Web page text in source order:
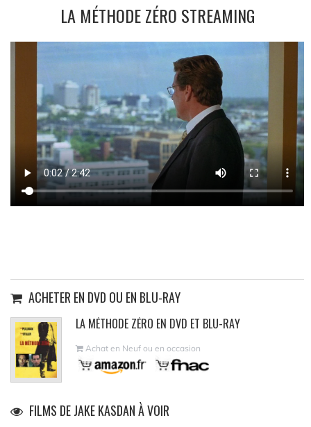
LA MÉTHODE ZÉRO STREAMING
ACHETER EN DVD OU EN BLU-RAY
LA MÉTHODE ZÉRO EN DVD ET BLU-RAY
Achat en Neuf ou en occasion
FILMS DE JAKE KASDAN À VOIR